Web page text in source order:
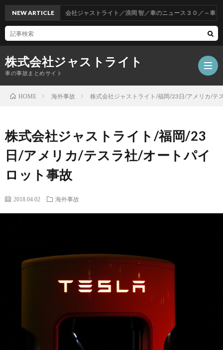
株式会社ジャストライト
車の事故まとめサイト
NEW ARTICLE株式会社ジャストライト／浪岡 智／車のニュース３０／～車をお得
HOME 海外事故 株式会社ジャストライト/福岡/23日/アメリカ/テ
株式会社ジャストライト/福岡/23
日/アメリカ/テスラ社/オートパイ
ロット事故
2018.04.02 海外事故